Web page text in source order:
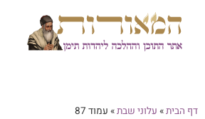
דף הבית» עלוני שבת» עמוד 87